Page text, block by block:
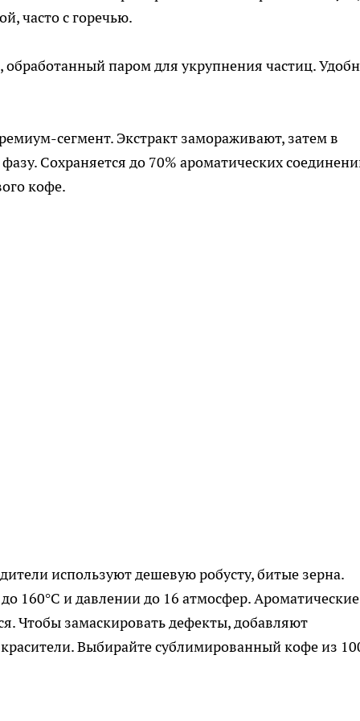
часто с горечью.
паром для укрупнения частиц.
сегмент. Экстракт замораживают, затем в
Сохраняется до 70% ароматических
кофе.
используют дешевую робусту, битые зерна.
160°C и давлении до 16 атмосфер. Ароматические
Чтобы замаскировать дефекты, добавляют
Выбирайте сублимированный кофе из